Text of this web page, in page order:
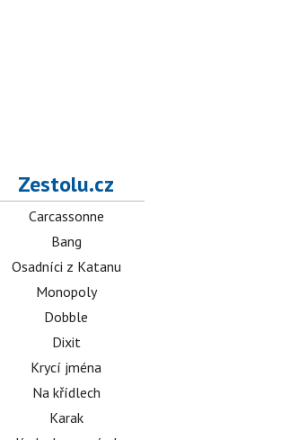
Zestolu.cz
Carcassonne
Bang
Osadníci z Katanu
Monopoly
Dobble
Dixit
Krycí jména
Na křídlech
Karak